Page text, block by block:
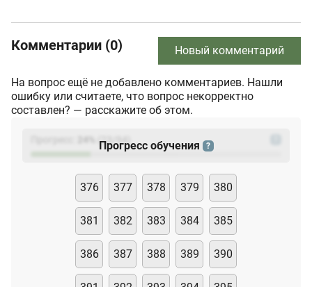
Комментарии (0) Новый комментарий
На вопрос ещё не добавлено комментариев. Нашли
ошибку или считаете, что вопрос некорректно
составлен? — расскажите об этом.
(23
Прогресс обучения ?
376 377 378 379 380
381 382 383 384 385
386 387 388 389 390